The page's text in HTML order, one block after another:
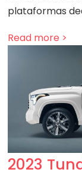
plataformas
Read more >
2023